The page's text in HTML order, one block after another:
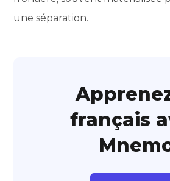
une séparation.
français